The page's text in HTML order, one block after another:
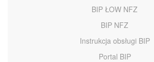
BIP ŁOW NFZ
BIP NFZ
Instrukcja obsługi BIP
Portal BIP